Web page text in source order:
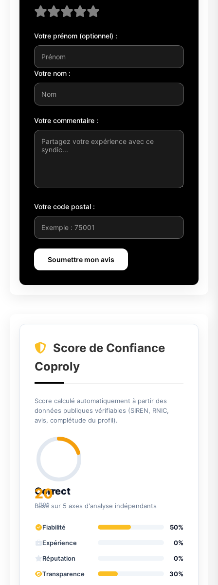
Votre prénom (optionnel) :
Votre nom :
Votre commentaire :
Votre code postal :
Soumettre mon avis
Score de Confiance
Coproly
Score calculé automatiquement à partir des
données publiques vérifiables (SIREN, RNIC,
avis, complétude du profil).
20
/100
Correct
Basé sur 5 axes d'analyse indépendants
Fiabilité
50%
Expérience
0%
Réputation
0%
Transparence
30%